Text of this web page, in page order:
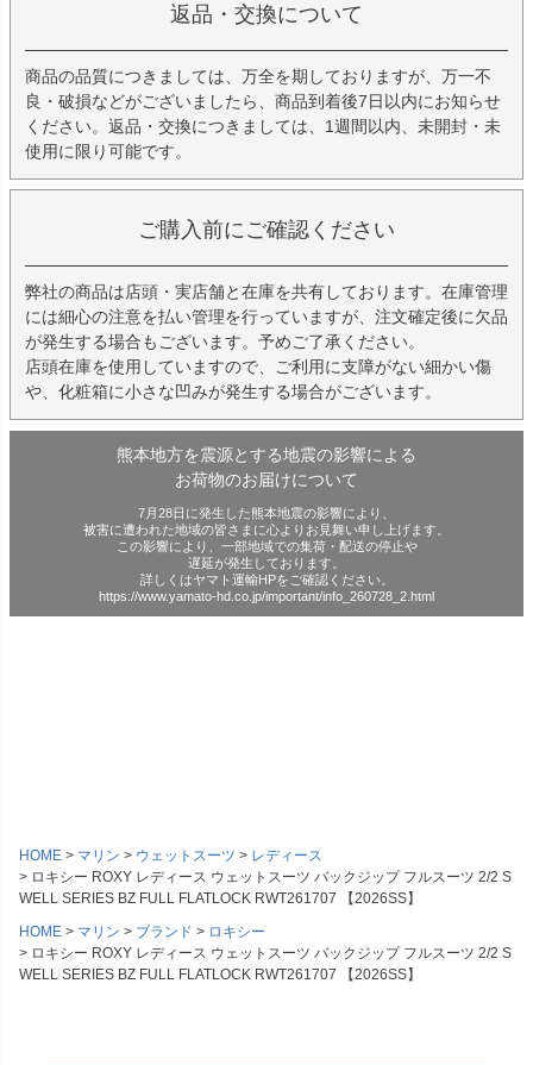
返品・交換について
商品の品質につきましては、万全を期しておりますが、万一不
良・破損などがございましたら、商品到着後7日以内にお知らせ
ください。返品・交換につきましては、1週間以内、未開封・未
使用に限り可能です。
ご購入前にご確認ください
弊社の商品は店頭・実店舗と在庫を共有しております。在庫管理
には細心の注意を払い管理を行っていますが、注文確定後に欠品
が発生する場合もございます。予めご了承ください。
店頭在庫を使用していますので、ご利用に支障がない細かい傷
や、化粧箱に小さな凹みが発生する場合がございます。
熊本地方を震源とする地震の影響による
お荷物のお届けについて
7月28日に発生した熊本地震の影響により、
被害に遭われた地域の皆さまに心よりお見舞い申し上げます。
この影響により、一部地域での集荷・配送の停止や
遅延が発生しております。
詳しくはヤマト運輸HPをご確認ください。
https://www.yamato-hd.co.jp/important/info_260728_2.html
HOME マリン ウェットスーツ
レディース
ロキシー ROXY レディース ウェットスーツ バックジップ フルスーツ 2/2 S
WELL SERIES BZ FULL FLATLOCK RWT261707 【2026SS】
HOME
マリン ブランド
ロキシー
ロキシー ROXY レディース ウェットスーツ バックジップ フルスーツ 2/2 S
WELL SERIES BZ FULL FLATLOCK RWT261707 【2026SS】